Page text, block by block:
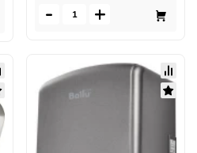
- +